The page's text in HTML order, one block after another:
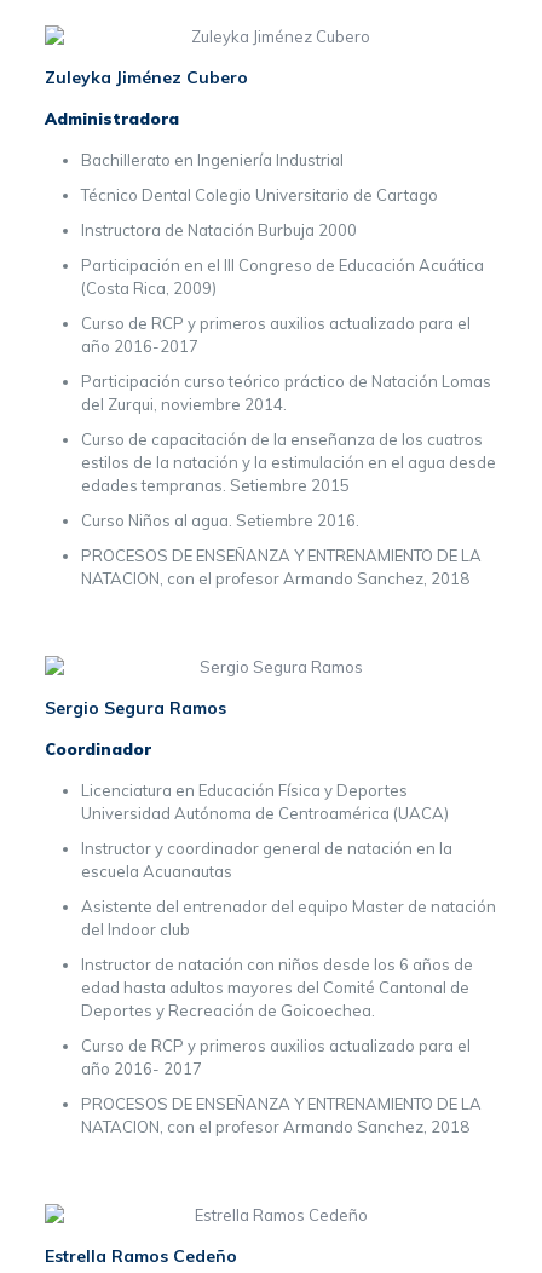
Zuleyka Jiménez Cubero
Administradora
Bachillerato en Ingeniería Industrial
Técnico Dental Colegio Universitario de Cartago
Instructora de Natación Burbuja 2000
Participación en el III Congreso de Educación Acuática
(Costa Rica, 2009)
Curso de RCP y primeros auxilios actualizado para el
año 2016-2017
Participación curso teórico práctico de Natación Lomas
del Zurqui, noviembre 2014.
Curso de capacitación de la enseñanza de los cuatros
estilos de la natación y la estimulación en el agua desde
edades tempranas. Setiembre 2015
Curso Niños al agua. Setiembre 2016.
PROCESOS DE ENSEÑANZA Y ENTRENAMIENTO DE LA
NATACION, con el profesor Armando Sanchez, 2018
Sergio Segura Ramos
Coordinador
Licenciatura en Educación Física y Deportes
Universidad Autónoma de Centroamérica (UACA)
Instructor y coordinador general de natación en la
escuela Acuanautas
Asistente del entrenador del equipo Master de natación
del Indoor club
Instructor de natación con niños desde los 6 años de
edad hasta adultos mayores del Comité Cantonal de
Deportes y Recreación de Goicoechea.
Curso de RCP y primeros auxilios actualizado para el
año 2016- 2017
PROCESOS DE ENSEÑANZA Y ENTRENAMIENTO DE LA
NATACION, con el profesor Armando Sanchez, 2018
Estrella Ramos Cedeño